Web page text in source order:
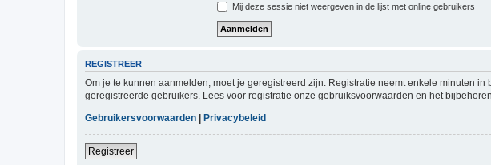
Mij deze sessie niet weergeven in de lijst met online gebruikers
REGISTREER
Om je te kunnen aanmelden, moet je geregistreerd zijn. Registratie neemt enkele minuten
geregistreerde gebruikers. Lees voor registratie onze gebruiksvoorwaarden en het
Gebruikersvoorwaarden | Privacybeleid
Registreer